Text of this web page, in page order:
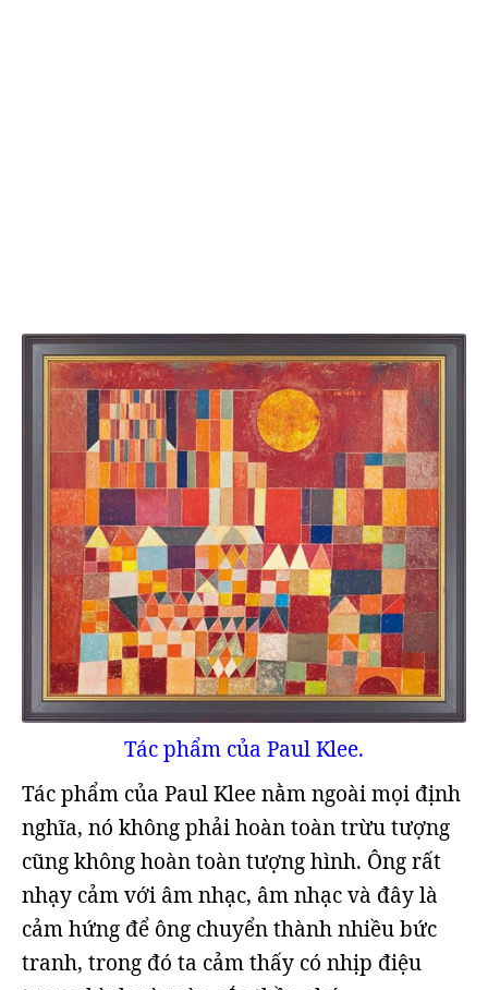
Tác phẩm của Paul Klee.
Tác phẩm của Paul Klee nằm ngoài mọi định
nghĩa, nó không phải hoàn toàn trừu tượng
cũng không hoàn toàn tượng hình. Ông rất
nhạy cảm với âm nhạc, âm nhạc và đây là
cảm hứng để ông chuyển thành nhiều bức
tranh, trong đó ta cảm thấy có nhịp điệu